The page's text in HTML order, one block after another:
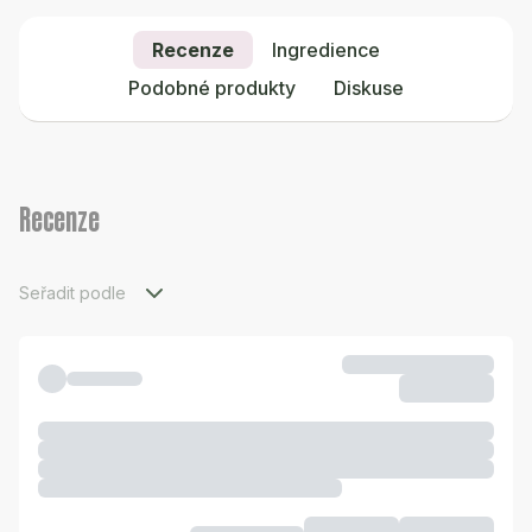
Recenze
Ingredience
Podobné produkty
Diskuse
Recenze
Seřadit podle